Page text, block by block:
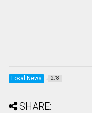
Lokal News 278
SHARE: